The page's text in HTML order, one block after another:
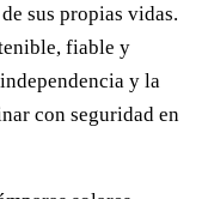
sus propias vidas.
fiable y
y la
con seguridad en